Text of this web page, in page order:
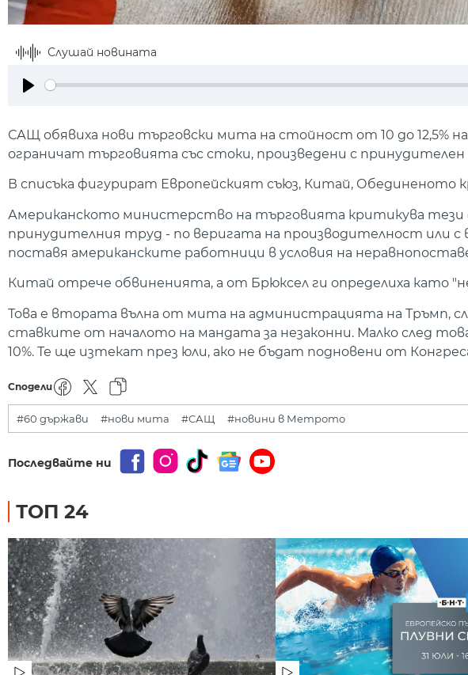
Слушай новината
САЩ обявиха нови търговски мита на стойност от 10 до 12,5%
ограничат търговията със стоки, произведени с
В списъка фигурират Европейският съюз, Китай, Обединеното
Американското министерство на търговията критикува
принудителния труд - по веригата на производителност или
поставя американските работници в условия на
Китай отрече обвиненията, а от Брюксел ги определиха като
Това е втората вълна от мита на администрацията на Тръмп,
ставките от началото на мандата за незаконни. Малко след
10%. Те ще изтекат през юли, ако не бъдат подновени от
Сподели
#60 държави #нови мита #САЩ #новини в Метрото
Последвайте ни
ТОП 24